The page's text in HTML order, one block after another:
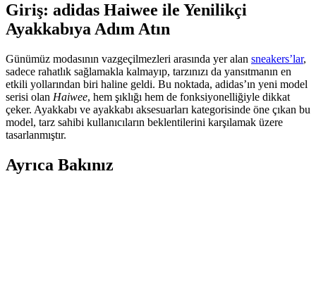
Giriş: adidas Haiwee ile Yenilikçi
Ayakkabıya Adım Atın
Günümüz modasının vazgeçilmezleri arasında yer alan sneakers’lar,
sadece rahatlık sağlamakla kalmayıp, tarzınızı da yansıtmanın en
etkili yollarından biri haline geldi. Bu noktada, adidas’ın yeni model
serisi olan Haiwee, hem şıklığı hem de fonksiyonelliğiyle dikkat
çeker. Ayakkabı ve ayakkabı aksesuarları kategorisinde öne çıkan bu
model, tarz sahibi kullanıcıların beklentilerini karşılamak üzere
tasarlanmıştır.
Ayrıca Bakınız